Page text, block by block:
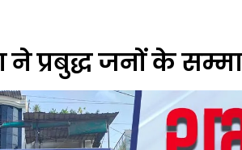
ने प्रबुद्ध जनों के